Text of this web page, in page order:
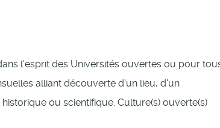
l'esprit des Universités ouvertes ou pour
alliant découverte d'un lieu, d'un
ou scientifique. Culture(s) ouverte(s)